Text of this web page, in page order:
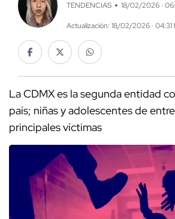
TENDENCIAS 18/02/2026 ·
Actualización: 18/02/2026 · 04:31
La CDMX es la segunda entidad
país; niñas y adolescentes de entre
principales víctimas